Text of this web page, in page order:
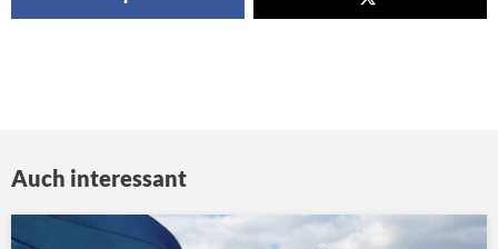
Auch interessant